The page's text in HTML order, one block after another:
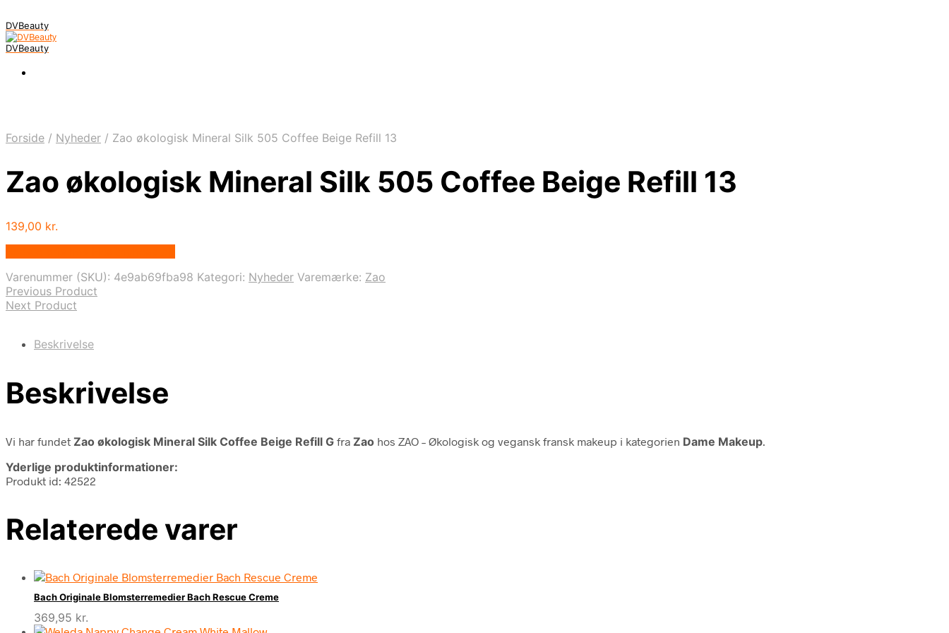
DVBeauty
DVBeauty
Forside / Nyheder / Zao økologisk Mineral Silk 505 Coffee Beige Refill 13
Zao økologisk Mineral Silk 505 Coffee Beige Refill 13
139,00 kr.
Varenummer (SKU): 4e9ab69fba98 Kategori: Nyheder Varemærke: Zao
Previous Product
Next Product
Beskrivelse
Beskrivelse
Vi har fundet Zao økologisk Mineral Silk Coffee Beige Refill G fra Zao hos ZAO – Økologisk og vegansk fransk makeup i kategorien Dame Makeup
Yderlige produktinformationer:
Produkt id: 42522
Relaterede varer
Bach Originale Blomsterremedier Bach Rescue Creme
369,95 kr.